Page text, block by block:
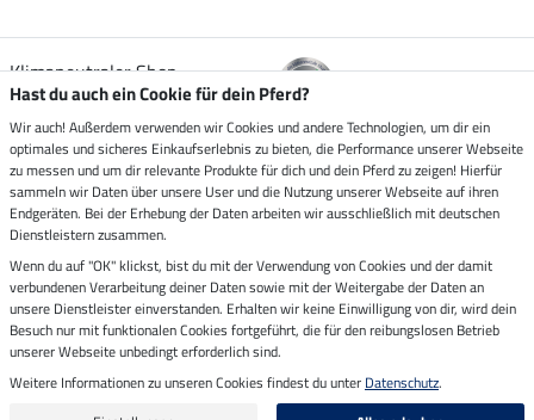
Klimaneutraler Shop
Zustellung durch
Sicher bezahlen mit
Vorkasse
Impressum
Letzte Aktualisierung am 08.08.2026 um 14:33
Hast du auch ein Cookie für dein Pferd?
Wir auch! Außerdem verwenden wir Cookies und andere Technologien, um dir ein
optimales und sicheres Einkaufserlebnis zu bieten, die Performance unserer Webseite
zu messen und um dir relevante Produkte für dich und dein Pferd zu zeigen! Hierfür
sammeln wir Daten über unsere User und die Nutzung unserer Webseite auf ihren
Endgeräten. Bei der Erhebung der Daten arbeiten wir ausschließlich mit deutschen
Dienstleistern zusammen.
Wenn du auf "OK" klickst, bist du mit der Verwendung von Cookies und der damit
verbundenen Verarbeitung deiner Daten sowie mit der Weitergabe der Daten an
unsere Dienstleister einverstanden. Erhalten wir keine Einwilligung von dir, wird dein
Besuch nur mit funktionalen Cookies fortgeführt, die für den reibungslosen Betrieb
unserer Webseite unbedingt erforderlich sind.
Weitere Informationen zu unseren Cookies findest du unter Datenschutz.